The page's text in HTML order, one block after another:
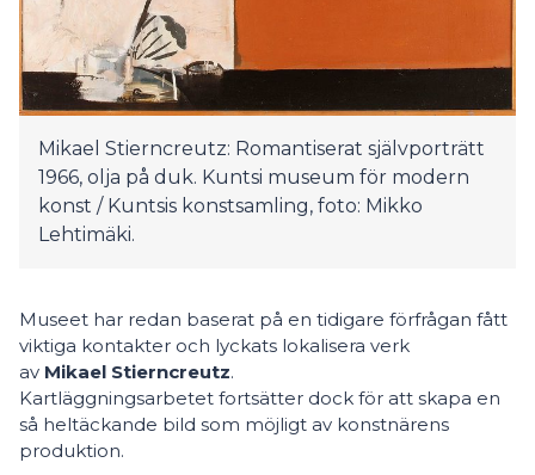
Mikael Stierncreutz: Romantiserat självporträtt
1966, olja på duk. Kuntsi museum för modern
konst / Kuntsis konstsamling, foto: Mikko
Lehtimäki.
Museet har redan baserat på en tidigare förfrågan fått
viktiga kontakter och lyckats lokalisera verk
av Mikael Stierncreutz.
Kartläggningsarbetet fortsätter dock för att skapa en
så heltäckande bild som möjligt av konstnärens
produktion.